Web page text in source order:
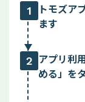
1
トモズア
ます
2 アプリ利
める」を